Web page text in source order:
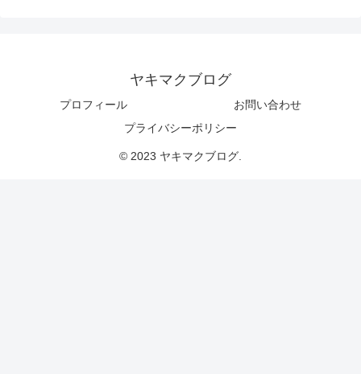
ヤキマクブログ
プロフィール
お問い合わせ
プライバシーポリシー
© 2023 ヤキマクブログ.